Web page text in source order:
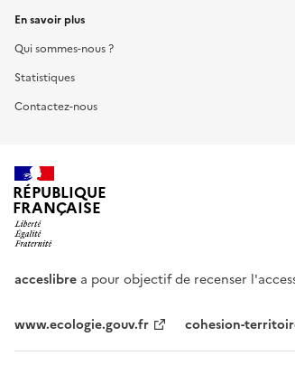
En savoir plus
Qui sommes-nous ?
Statistiques
Contactez-nous
RÉPUBLIQUE
FRANÇAISE
acceslibre a pour objectif de recenser
www.ecologie.gouv.fr cohesion-